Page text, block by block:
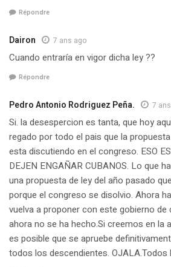
Répondre
Dairon 7 ans ago
Cuando entraría en vigor dicha ley ??
Répondre
Pedro Antonio Rodriguez Peña. 7
Si. la desespercion es tanta, que hoy
regado por todo el pais que la
esta discutiendo en el congreso. ESO
DEJEN ENGAÑAR CUBANOS. Lo que
una propuesta de ley del año pasado
porque el congreso se disolvio. Ahora
vuelva a proponer con este gobierno
ahora no se ha hecho.Si creemos en la
es posible que se apruebe
todos los descendientes. OJALA.Todos